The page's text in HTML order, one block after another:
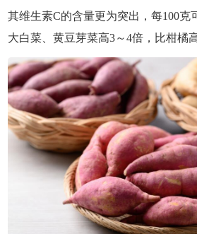
其维生素C的含量更为突出，每100克
大白菜、黄豆芽菜高3～4倍，比柑橘